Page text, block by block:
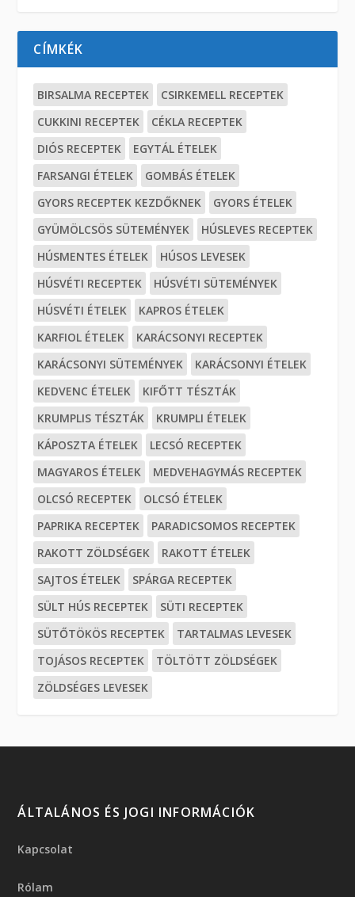
CÍMKÉK
BIRSALMA RECEPTEK
CSIRKEMELL RECEPTEK
CUKKINI RECEPTEK
CÉKLA RECEPTEK
DIÓS RECEPTEK
EGYTÁL ÉTELEK
FARSANGI ÉTELEK
GOMBÁS ÉTELEK
GYORS RECEPTEK KEZDŐKNEK
GYORS ÉTELEK
GYÜMÖLCSÖS SÜTEMÉNYEK
HÚSLEVES RECEPTEK
HÚSMENTES ÉTELEK
HÚSOS LEVESEK
HÚSVÉTI RECEPTEK
HÚSVÉTI SÜTEMÉNYEK
HÚSVÉTI ÉTELEK
KAPROS ÉTELEK
KARFIOL ÉTELEK
KARÁCSONYI RECEPTEK
KARÁCSONYI SÜTEMÉNYEK
KARÁCSONYI ÉTELEK
KEDVENC ÉTELEK
KIFŐTT TÉSZTÁK
KRUMPLIS TÉSZTÁK
KRUMPLI ÉTELEK
KÁPOSZTA ÉTELEK
LECSÓ RECEPTEK
MAGYAROS ÉTELEK
MEDVEHAGYMÁS RECEPTEK
OLCSÓ RECEPTEK
OLCSÓ ÉTELEK
PAPRIKA RECEPTEK
PARADICSOMOS RECEPTEK
RAKOTT ZÖLDSÉGEK
RAKOTT ÉTELEK
SAJTOS ÉTELEK
SPÁRGA RECEPTEK
SÜLT HÚS RECEPTEK
SÜTI RECEPTEK
SÜTŐTÖKÖS RECEPTEK
TARTALMAS LEVESEK
TOJÁSOS RECEPTEK
TÖLTÖTT ZÖLDSÉGEK
ZÖLDSÉGES LEVESEK
ÁLTALÁNOS ÉS JOGI INFORMÁCIÓK
Kapcsolat
Rólam